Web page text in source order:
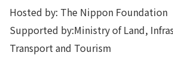
Hosted by: The Nippon Foundation
Supported by:Ministry of Land,
Transport and Tourism